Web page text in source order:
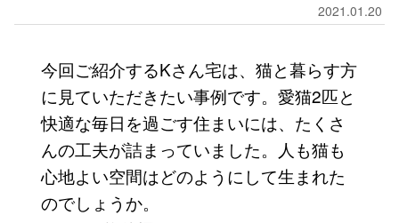
2021.01.20
今回ご紹介するKさん宅は、猫と暮らす方
に見ていただきたい事例です。愛猫2匹と
快適な毎日を過ごす住まいには、たくさ
んの工夫が詰まっていました。人も猫も
心地よい空間はどのようにして生まれた
のでしょうか。